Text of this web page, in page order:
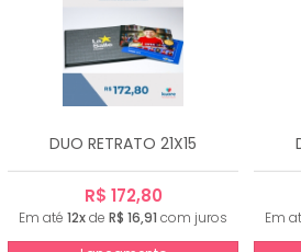
DUO RETRATO 21X15
R$ 172,80
Em até 12xde R$ 16,91 com juros
Em